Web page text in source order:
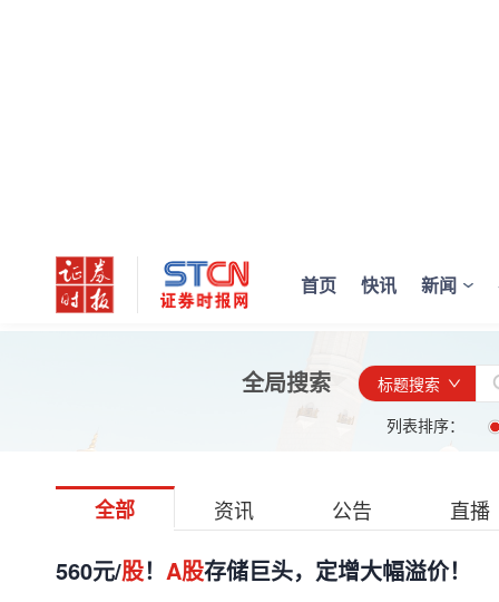
首页 快讯 新闻
全局搜索
标题搜索
列表排序：
全部 资讯 公告 直播
560元/股！ A股存储巨头，定增大幅溢价！